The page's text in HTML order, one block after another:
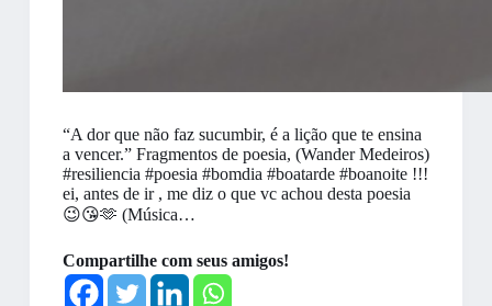
“A dor que não faz sucumbir, é a lição que te ensina
a vencer.” Fragmentos de poesia, (Wander Medeiros)
#resiliencia #poesia #bomdia #boatarde #boanoite !!!
ei, antes de ir , me diz o que vc achou desta poesia
😉😘🫶 (Música…
Compartilhe com seus amigos!